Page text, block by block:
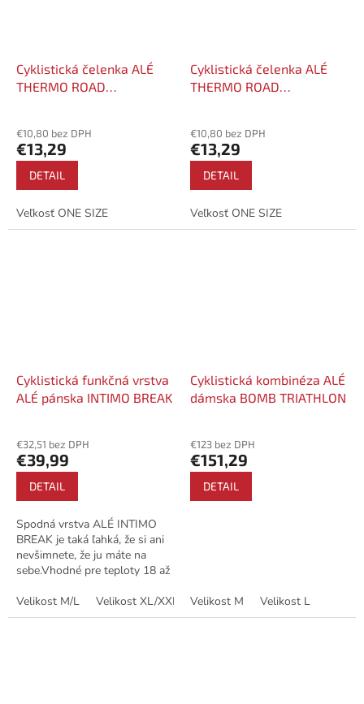
Cyklistická čelenka ALÉ
THERMO ROAD
€10,80 bez DPH
€13,29
DETAIL
Veľkosť ONE SIZE
Cyklistická čelenka ALÉ
THERMO ROAD
€10,80 bez DPH
€13,29
DETAIL
Veľkosť ONE SIZE
Cyklistická funkčná vrstva
ALÉ pánska INTIMO BREAK
€32,51 bez DPH
€39,99
DETAIL
Spodná vrstva ALÉ INTIMO
BREAK je taká ľahká, že si ani
nevšimnete, že ju máte na
sebe.Vhodné pre teploty 18 až
antistatické
vlastnosti.Štruktúra látky...
Velikost M/L Velikost XL/XXL
Cyklistická kombinéza ALÉ
dámska BOMB TRIATHLON
€123 bez DPH
€151,29
DETAIL
Velikost M Velikost L